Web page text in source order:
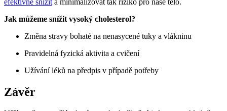
efektivně snížit a minimalizovat tak riziko pro naše tělo.
Jak můžeme snížit vysoký cholesterol?
Změna stravy bohaté na nenasycené tuky a vlákninu
Pravidelná fyzická aktivita a cvičení
Užívání léků na předpis v případě potřeby
Závěr